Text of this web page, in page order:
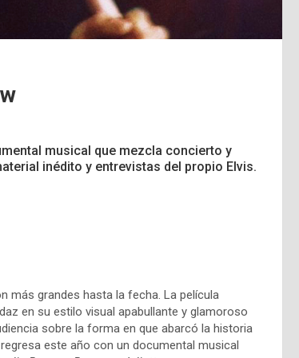
musical que mezcla concierto y
inédito y entrevistas del propio Elvis.
más grandes hasta la fecha. La película
en su estilo visual apabullante y glamoroso
sobre la forma en que abarcó la historia
este año con un documental musical